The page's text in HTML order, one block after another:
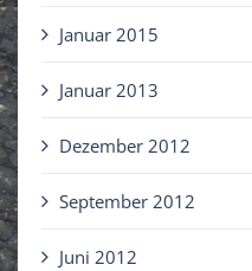
Januar 2015
Januar 2013
Dezember 2012
September 2012
Juni 2012